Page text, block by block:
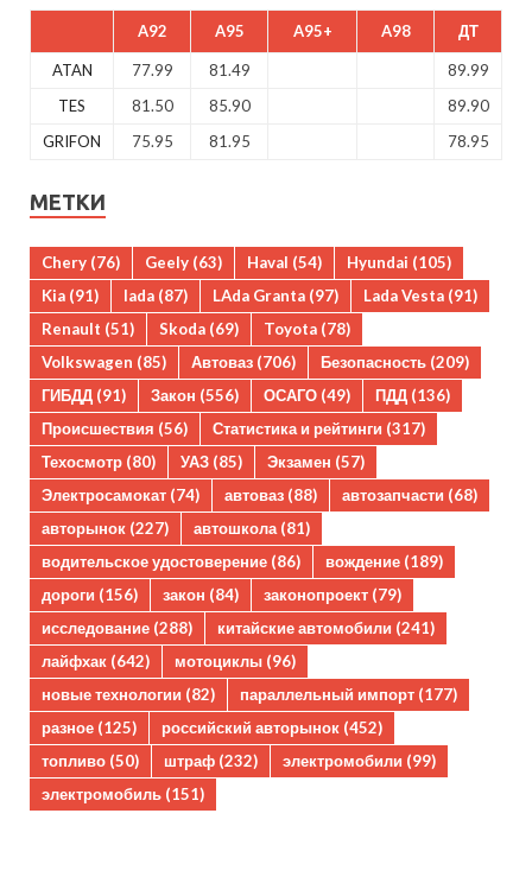
A92 A95 A95+ A98 ДТ
ATAN 77.99 81.49
89.99
TES
81.50 85.90
89.90
GRIFON
75.95 81.95 78.95
МЕТКИ
Chery (76) Geely (63) Haval (54) Hyundai (105)
Kia (91) lada (87) LAda Granta (97) Lada Vesta (91)
Renault (51) Skoda (69) Toyota (78)
Volkswagen (85) Автоваз (706) Безопасность (209)
ГИБДД (91) Закон (556) ОСАГО (49) ПДД (136)
Происшествия (56) Статистика и рейтинги (317)
Техосмотр (80) УАЗ (85) Экзамен (57)
Электросамокат (74) автоваз (88) автозапчасти (68)
авторынок (227) автошкола(81)
водительское удостоверение (86) вождение (189)
дороги (156) закон (84) законопроект (79)
исследование (288) китайские автомобили (241)
лайфхак (642) мотоциклы (96)
новые технологии (82) параллельный импорт (177)
разное (125) российский авторынок (452)
топливо (50) штраф (232) электромобили (99)
электромобиль (151)